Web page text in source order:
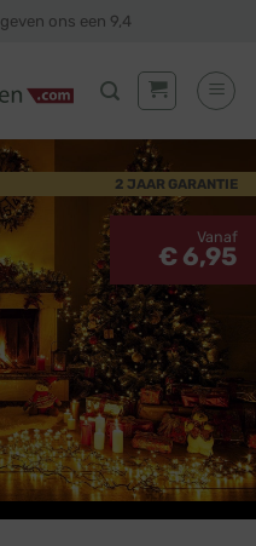
geven ons een 9,4
2 JAAR GARANTIE
Vanaf
€ 6,95